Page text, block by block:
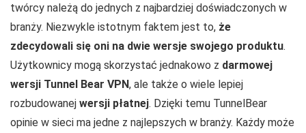
twórcy należą do jednych z najbardziej doświadczonych w
branży. Niezwykle istotnym faktem jest to, że
zdecydowali się oni na dwie wersje swojego produktu.
Użytkownicy mogą skorzystać jednakowo z darmowej
wersji Tunnel Bear VPN, ale także o wiele lepiej
rozbudowanej wersji płatnej. Dzięki temu TunnelBear
opinie w sieci ma jedne z najlepszych w branży. Każdy może